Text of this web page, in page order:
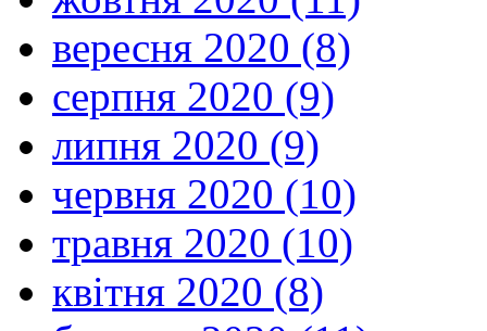
вересня 2020 (8)
серпня 2020 (9)
липня 2020 (9)
червня 2020 (10)
травня 2020 (10)
квітня 2020 (8)